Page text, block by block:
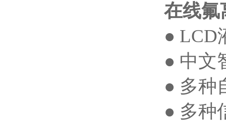
在线氟
● LCD
● 中文
● 多种
● 多种